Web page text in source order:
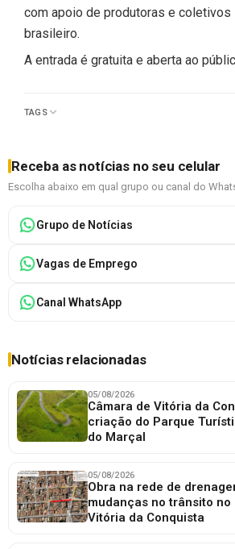
com apoio de produtoras e coletivos
brasileiro.
A entrada é gratuita e aberta ao
TAGS
Receba as notícias no seu celular
Escolha abaixo em qual grupo ou canal do
Grupo de Notícias
Vagas de Emprego
Canal WhatsApp
Notícias relacionadas
05/08/2026
Câmara de Vitória da
criação do Parque
do Marçal
05/08/2026
Obra na rede de
mudanças no trânsito no
Vitória da Conquista